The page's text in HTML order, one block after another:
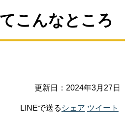
こんなところ
更新日：2024年3月27日
LINEで送る シェア ツイート